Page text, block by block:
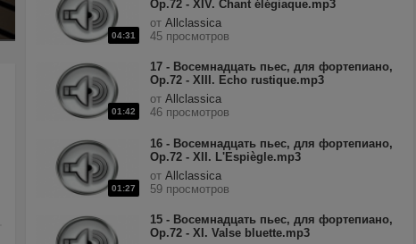
04:31
Op.72 - XIV. Chant élégiaque.mp3
отAllclassica
45 просмотров
01:42
17 - Восемнадцать пьес, для фортепиано,
Op.72 - XIII. Echo rustique.mp3
отAllclassica
46 просмотров
01:27
16 - Восемнадцать пьес, для фортепиано,
Op.72 - XII. L'Espiègle.mp3
отAllclassica
59 просмотров
15 - Восемнадцать пьес, для фортепиано,
Op.72 - XI. Valse bluette.mp3